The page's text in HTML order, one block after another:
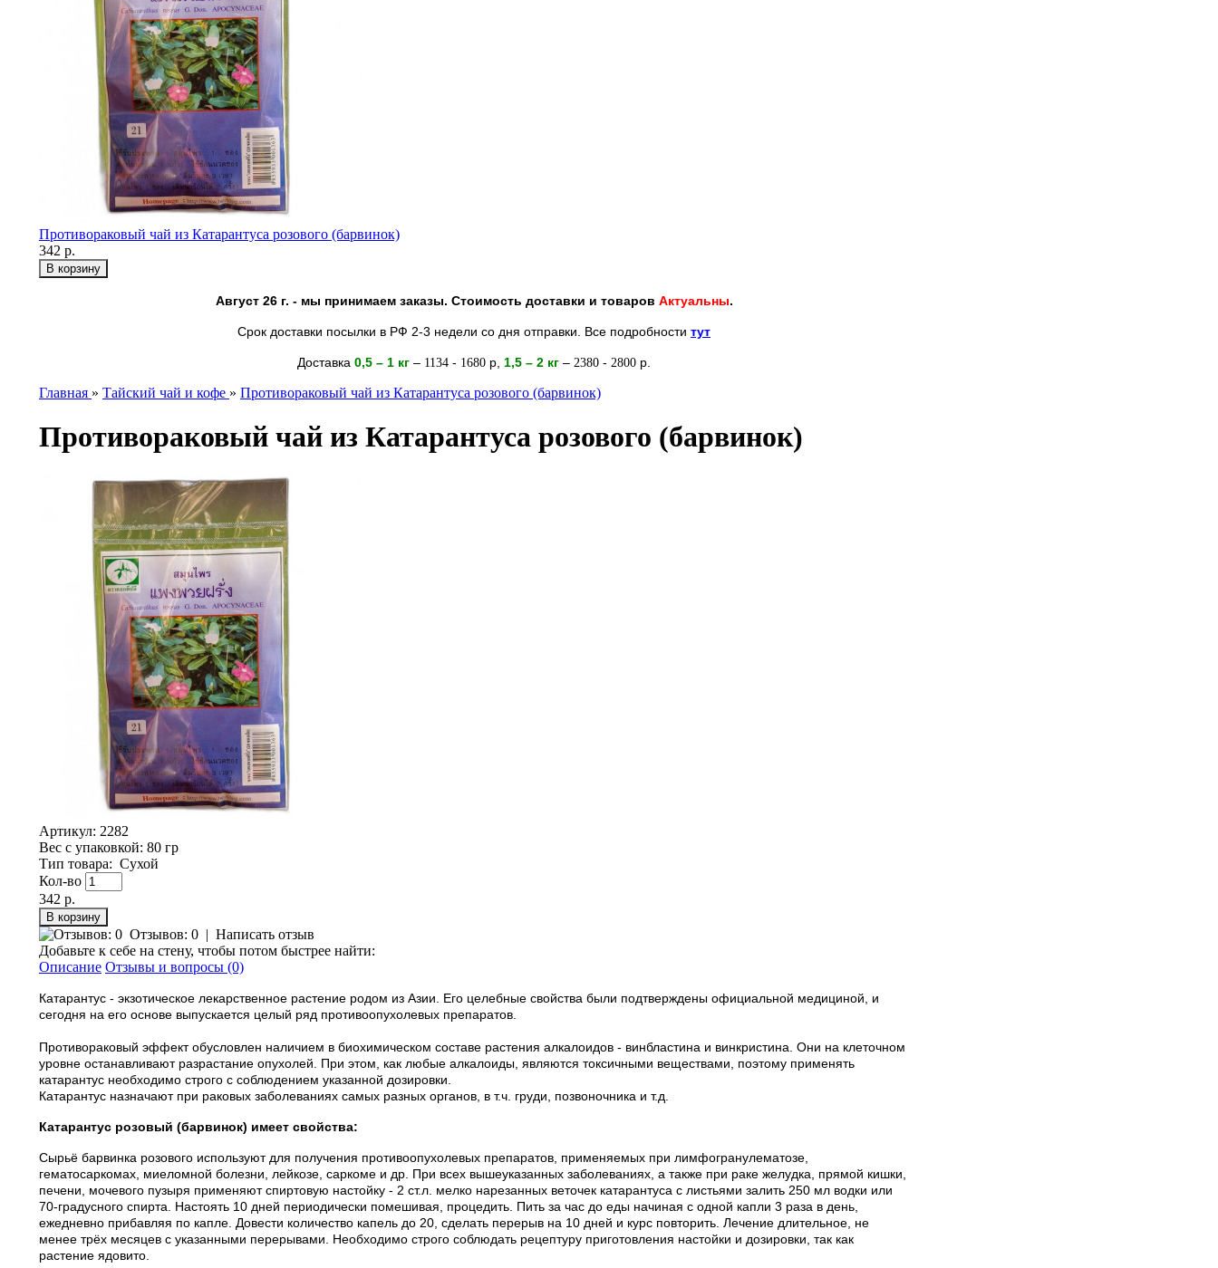
Противораковый чай из Катарантуса розового (барвинок)
342 р.
Август 26 г. - мы принимаем заказы. Стоимость доставки и товаров Актуальны.
Срок доставки посылки в РФ 2-3 недели со дня отправки. Все подробности тут
Доставка 0,5 – 1 кг – 1134 - 1680 р 1,5 – 2 кг – 2380 - 2800 р.
Главная » Тайский чай и кофе » Противораковый чай из Катарантуса розового (барвинок)
Противораковый чай из Катарантуса розового (барвинок)
Артикул: 2282
Вес с упаковкой: 80 гр
Тип товара: Сухой
Кол-во
342 р.
Отзывов: 0 | Написать отзыв
Добавьте к себе на стену, чтобы потом быстрее найти:
Описание Отзывы и вопросы (0)
Катарантус - экзотическое лекарственное растение родом из Азии. Его целебные свойства были подтверждены официальной медициной, и
сегодня на его основе выпускается целый ряд противоопухолевых препаратов.
Противораковый эффект обусловлен наличием в биохимическом составе растения алкалоидов - винбластина и винкристина. Они на клеточном
уровне останавливают разрастание опухолей. При этом, как любые алкалоиды, являются токсичными веществами, поэтому применять
катарантус необходимо строго с соблюдением указанной дозировки.
Катарантус назначают при раковых заболеваниях самых разных органов, в т.ч. груди, позвоночника и т.д.
Катарантус розовый (барвинок) имеет свойства:
Сырьё барвинка розового используют для получения противоопухолевых препаратов, применяемых при лимфогранулематозе,
гематосаркомах, миеломной болезни, лейкозе, саркоме и др. При всех вышеуказанных заболеваниях, а также при раке желудка, прямой кишки,
печени, мочевого пузыря применяют спиртовую настойку - 2 ст.л. мелко нарезанных веточек катарантуса с листьями залить 250 мл водки или
70-градусного спирта. Настоять 10 дней периодически помешивая, процедить. Пить за час до еды начиная с одной капли 3 раза в день,
ежедневно прибавляя по капле. Довести количество капель до 20, сделать перерыв на 10 дней и курс повторить. Лечение длительное, не
менее трёх месяцев с указанными перерывами. Необходимо строго соблюдать рецептуру приготовления настойки и дозировки, так как
растение ядовито.